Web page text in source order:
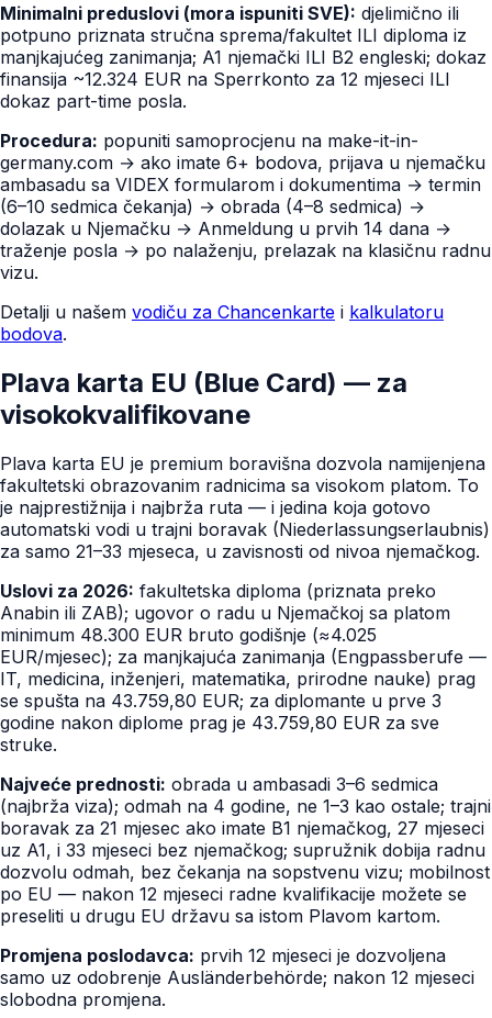
Minimalni preduslovi (mora ispuniti SVE): djelimično ili
potpuno priznata stručna sprema/fakultet ILI diploma iz
manjkajućeg zanimanja; A1 njemački ILI B2 engleski; dokaz
finansija ~12.324 EUR na Sperrkonto za 12 mjeseci ILI
dokaz part-time posla.
Procedura: popuniti samoprocjenu na make-it-in-
germany.com → ako imate 6+ bodova, prijava u njemačku
ambasadu sa VIDEX formularom i dokumentima → termin
(6–10 sedmica čekanja) → obrada (4–8 sedmica) →
dolazak u Njemačku → Anmeldung u prvih 14 dana →
traženje posla → po nalaženju, prelazak na klasičnu radnu
vizu.
Detalji u našem vodiču za Chancenkarte i kalkulatoru
bodova.
Plava karta EU (Blue Card) — za
visokokvalifikovane
Plava karta EU je premium boravišna dozvola namijenjena
fakultetski obrazovanim radnicima sa visokom platom. To
je najprestižnija i najbrža ruta — i jedina koja gotovo
automatski vodi u trajni boravak (Niederlassungserlaubnis)
za samo 21–33 mjeseca, u zavisnosti od nivoa njemačkog.
Uslovi za 2026: fakultetska diploma (priznata preko
Anabin ili ZAB); ugovor o radu u Njemačkoj sa platom
minimum 48.300 EUR bruto godišnje (≈4.025
EUR/mjesec); za manjkajuća zanimanja (Engpassberufe —
IT, medicina, inženjeri, matematika, prirodne nauke) prag
se spušta na 43.759,80 EUR; za diplomante u prve 3
godine nakon diplome prag je 43.759,80 EUR za sve
struke.
Najveće prednosti: obrada u ambasadi 3–6 sedmica
(najbrža viza); odmah na 4 godine, ne 1–3 kao ostale; trajni
boravak za 21 mjesec ako imate B1 njemačkog, 27 mjeseci
uz A1, i 33 mjeseci bez njemačkog; supružnik dobija radnu
dozvolu odmah, bez čekanja na sopstvenu vizu; mobilnost
po EU — nakon 12 mjeseci radne kvalifikacije možete se
preseliti u drugu EU državu sa istom Plavom kartom.
Promjena poslodavca: prvih 12 mjeseci je dozvoljena
samo uz odobrenje Ausländerbehörde; nakon 12 mjeseci
slobodna promjena.